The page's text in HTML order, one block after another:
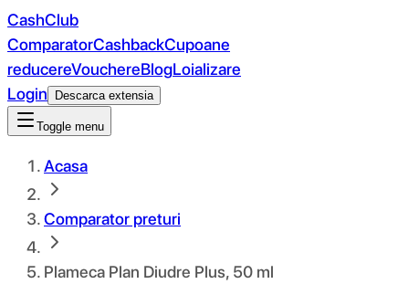
CashClub
ComparatorCashbackCupoane
reducereVouchereBlogLoializare
Login
Descarca extensia
Toggle menu
Acasa
Comparator preturi
Plameca Plan Diudre Plus, 50 ml